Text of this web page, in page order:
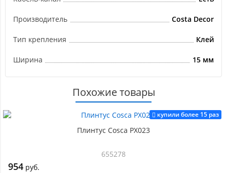
Производитель Costa Decor
Тип крепления Клей
Ширина 15 мм
Похожие товары
купили более 15 раз
Плинтус Cosca PX023
655278
954 руб.